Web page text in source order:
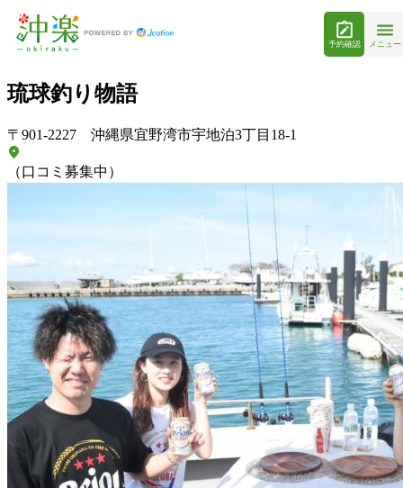
予約確認 メニュー
琉球釣り物語
〒901-2227 沖縄県宜野湾市宇地泊3丁目18-1
（口コミ募集中）